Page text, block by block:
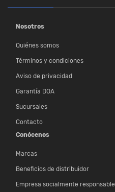
Nosotros
Quiénes somos
Términos y condiciones
Aviso de privacidad
Garantía DOA
Sucursales
Contacto
Conócenos
Marcas
Beneficios de distribuidor
Empresa socialmente responsable